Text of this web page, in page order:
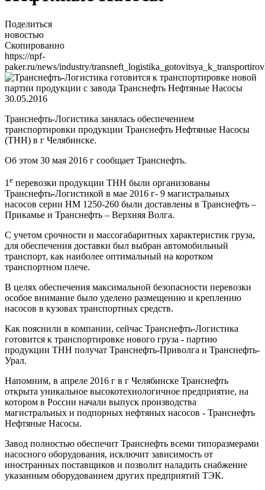
Поделиться
новостью
Скопированно
https://npf-
paker.ru/news/industry/
30.05.2016
Транснефть-Логистика занялась обеспечением
транспортировки продукции Транснефть Нефтяные Насосы
(ТНН) в г Челябинске.
Об этом 30 мая 2016 г сообщает Транснефть.
1 е перевозки продукции ТНН были организованы
Транснефть-Логистикой в мае 2016 г- 9 магистральных
насосов серии НМ 1250-260 были доставлены в Транснефть –
Прикамье и Транснефть – Верхняя Волга.
С учетом срочности и массогабаритных характеристик груза,
для обеспечения доставки был выбран автомобильный
транспорт, как наиболее оптимальный на коротком
транспортном плече.
В целях обеспечения максимальной безопасности перевозки
особое внимание было уделено размещению и креплению
насосов в кузовах транспортных средств.
Как пояснили в компании, сейчас Транснефть-Логистика
готовится к транспортировке нового груза - партию
продукции ТНН получат Транснефть-Приволга и Транснефть-
Урал.
Напомним, в апреле 2016 г в г Челябинске Транснефть
открыта уникальное высокотехнологичное предприятие, на
котором в России начали выпуск производства
магистральных и подпорных нефтяных насосов - Транснефть
Нефтяные Насосы.
Завод полностью обеспечит Транснефть всеми типоразмерами
насосного оборудования, исключит зависимость от
иностранных поставщиков и позволит наладить снабжение
указанным оборудованием других предприятий ТЭК.